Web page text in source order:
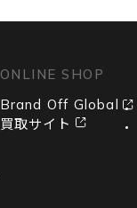
ONLINE SHOP
Brand Off Global
買取サイト